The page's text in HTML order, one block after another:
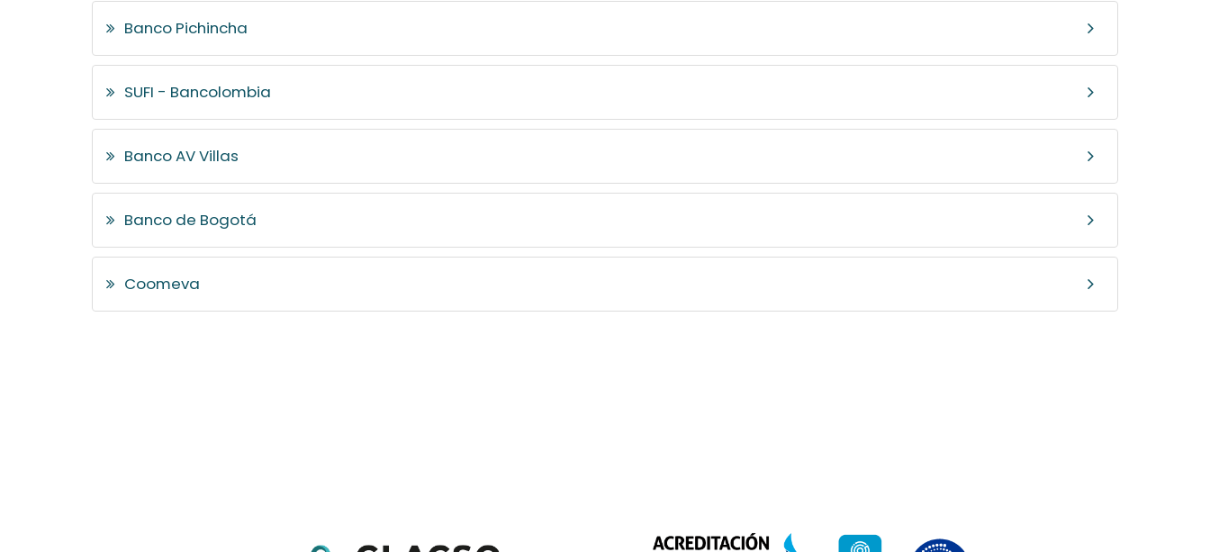
Banco Pichincha
SUFI - Bancolombia
Banco AV Villas
Banco de Bogotá
Coomeva